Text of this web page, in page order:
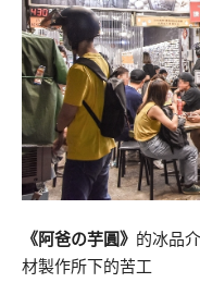
《阿爸の芋圓》 的冰品
材製作所下的苦工